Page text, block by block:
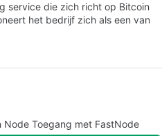
service die zich richt op Bitcoin
het bedrijf zich als een van
Node Toegang met FastNode